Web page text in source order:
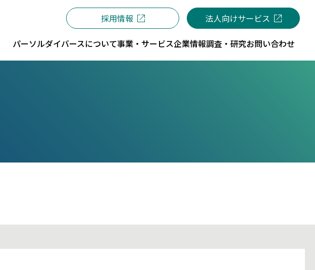
パーソルダイバースについて事業・サービス企業情報調査・研究お問い合わせ
採用情報 法人向けサービス